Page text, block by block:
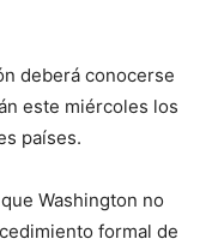
deberá conocerse
este miércoles los
países.
Washington no
formal de